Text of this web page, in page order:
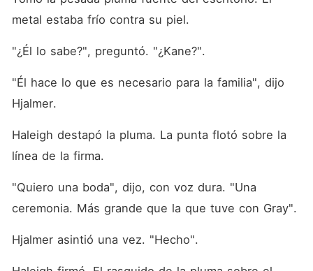
metal estaba frío contra su piel.
"¿Él lo sabe?", preguntó. "¿Kane?".
"Él hace lo que es necesario para la familia", dijo
Hjalmer.
Haleigh destapó la pluma. La punta flotó sobre la
línea de la firma.
"Quiero una boda", dijo, con voz dura. "Una
ceremonia. Más grande que la que tuve con Gray".
Hjalmer asintió una vez. "Hecho".